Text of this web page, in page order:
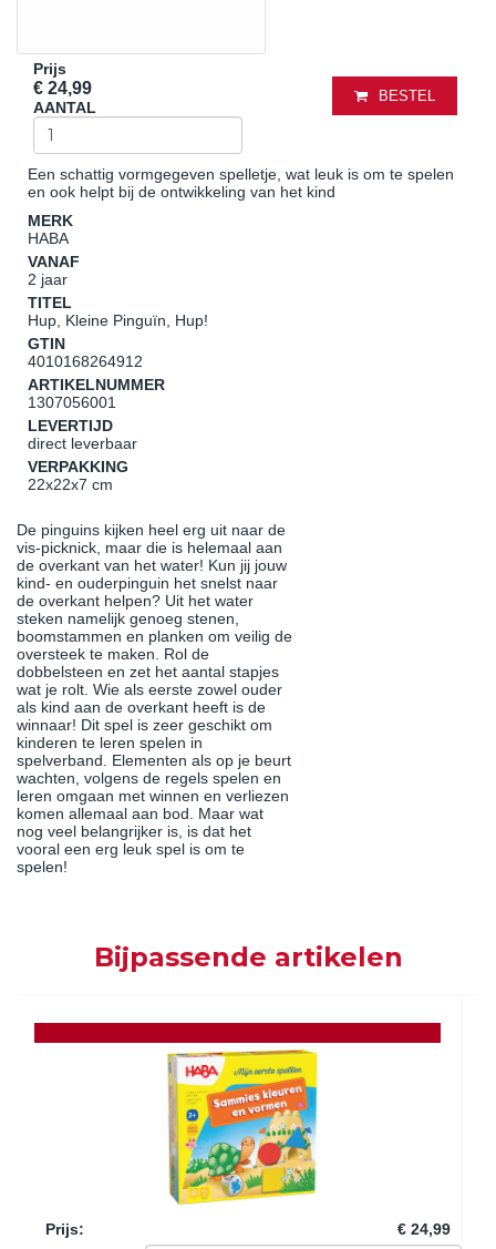
Prijs
€ 24,99
AANTAL
BESTEL
Een schattig vormgegeven spelletje, wat leuk is om te spelen
en ook helpt bij de ontwikkeling van het kind
MERK
HABA
VANAF
2 jaar
TITEL
Hup, Kleine Pinguïn, Hup!
GTIN
4010168264912
ARTIKELNUMMER
1307056001
LEVERTIJD
direct leverbaar
VERPAKKING
22x22x7 cm
De pinguins kijken heel erg uit naar de
vis-picknick, maar die is helemaal aan
de overkant van het water! Kun jij jouw
kind- en ouderpinguin het snelst naar
de overkant helpen? Uit het water
steken namelijk genoeg stenen,
boomstammen en planken om veilig de
oversteek te maken. Rol de
dobbelsteen en zet het aantal stapjes
wat je rolt. Wie als eerste zowel ouder
als kind aan de overkant heeft is de
winnaar! Dit spel is zeer geschikt om
kinderen te leren spelen in
spelverband. Elementen als op je beurt
wachten, volgens de regels spelen en
leren omgaan met winnen en verliezen
komen allemaal aan bod. Maar wat
nog veel belangrijker is, is dat het
vooral een erg leuk spel is om te
spelen!
Bijpassende artikelen
Prijs: € 24,99